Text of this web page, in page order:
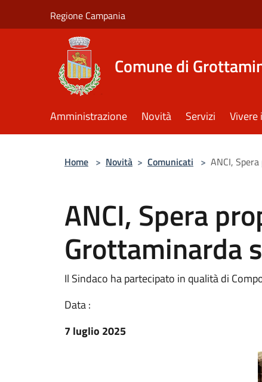
Regione Campania
Comune di
Amministrazione Novità Servizi Vivere
Home > Novità > Comunicati > ANCI,
ANCI, Spera
Grottaminarda
Il Sindaco ha partecipato in qualità di
Data :
7 luglio 2025